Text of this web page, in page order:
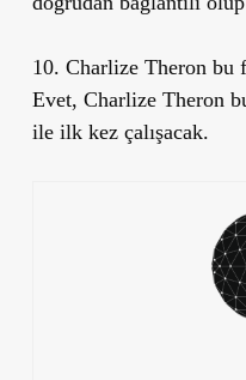
10. Charlize Theron bu
Evet, Charlize Theron
ile ilk kez çalışacak.